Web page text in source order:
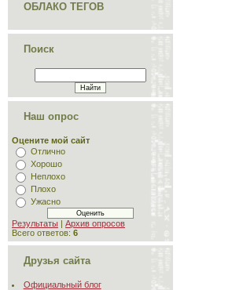
ОБЛАКО ТЕГОВ
Поиск
Наш опрос
Оцените мой сайт
Отлично
Хорошо
Неплохо
Плохо
Ужасно
Результаты | Архив опросов
Всего ответов: 6
Друзья сайта
Официальный блог